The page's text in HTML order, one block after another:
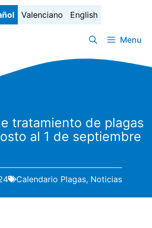
Valenciano English
Menu
tratamiento de plagas
al 1 de septiembre
Calendario Plagas, Noticias